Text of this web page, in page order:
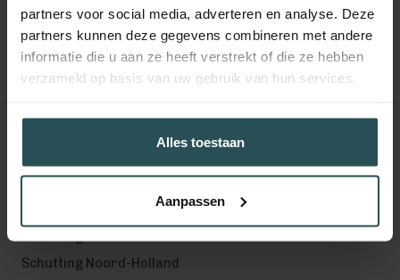
partners voor social media, adverteren en analyse. Deze
partners kunnen deze gegevens combineren met andere
informatie die u aan ze heeft verstrekt of die ze hebben
verzameld op basis van uw gebruik van hun services.
Alles toestaan
Aanpassen
Werkgebied
Hout beton schutting plaatsen Uden
Schutting Noord-Brabant
Schutting Noord-Holland